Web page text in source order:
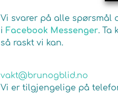
Vi svarer på alle spørsmål
i Facebook Messenger. Ta
så raskt vi kan.
vakt@brunogblid.no
Vi er tilgjengelige på